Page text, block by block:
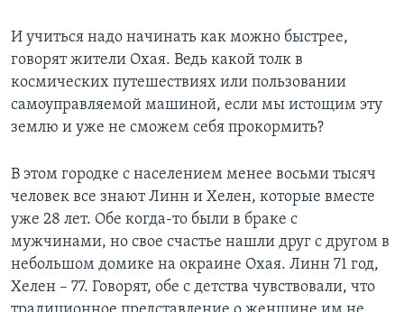
И учиться надо начинать как можно быстрее,
говорят жители Охая. Ведь какой толк в
космических путешествиях или пользовании
самоуправляемой машиной, если мы истощим эту
землю и уже не сможем себя прокормить?
В этом городке с населением менее восьми тысяч
человек все знают Линн и Хелен, которые вместе
уже 28 лет. Обе когда-то были в браке с
мужчинами, но свое счастье нашли друг с другом в
небольшом домике на окраине Охая. Линн 71 год,
Хелен – 77. Говорят, обе с детства чувствовали, что